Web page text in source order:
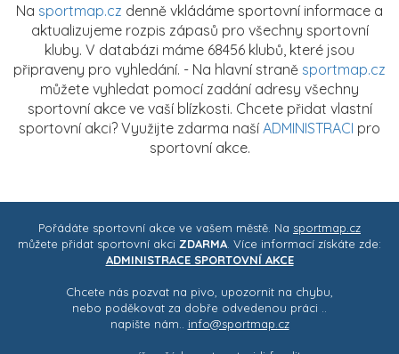
Na sportmap.cz denně vkládáme sportovní informace a
aktualizujeme rozpis zápasů pro všechny sportovní
kluby. V databázi máme 68456 klubů, které jsou
připraveny pro vyhledání. - Na hlavní straně sportmap.cz
můžete vyhledat pomocí zadání adresy všechny
sportovní akce ve vaší blízkosti. Chcete přidat vlastní
sportovní akci? Využijte zdarma naší ADMINISTRACI pro
sportovní akce.
Pořádáte sportovní akce ve vašem městě. Na sportmap.cz
můžete přidat sportovní akci ZDARMA . Více informací získáte zde:
ADMINISTRACE SPORTOVNÍ AKCE
Chcete nás pozvat na pivo, upozornit na chybu,
nebo poděkovat za dobře odvedenou práci ..
napište nám.. info@sportmap.cz